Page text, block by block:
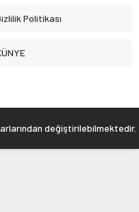
Politikası
değiştirilebilmektedir.